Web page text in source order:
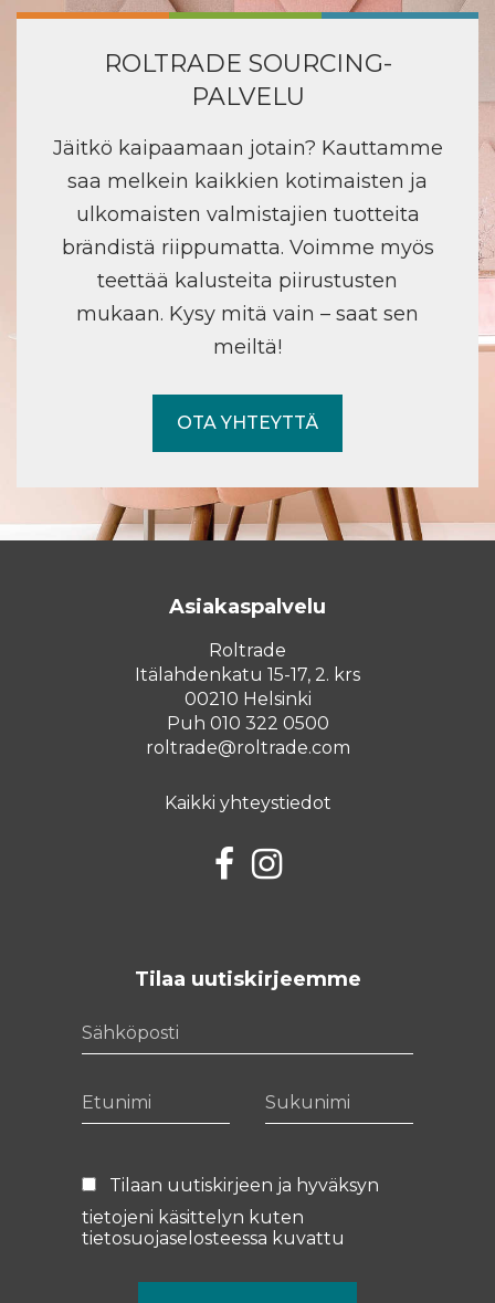
ROLTRADE SOURCING-
PALVELU
Jäitkö kaipaamaan jotain? Kauttamme
saa melkein kaikkien kotimaisten ja
ulkomaisten valmistajien tuotteita
brändistä riippumatta. Voimme myös
teettää kalusteita piirustusten
mukaan. Kysy mitä vain – saat sen
meiltä!
OTA YHTEYTTÄ
Asiakaspalvelu
Roltrade
Itälahdenkatu 15-17, 2. krs
00210 Helsinki
Puh 010 322 0500
roltrade@roltrade.com
Kaikki yhteystiedot
FacebookInstagram
Tilaa uutiskirjeemme
Tilaan uutiskirjeen ja hyväksyn
tietojeni käsittelyn kuten
tietosuojaselosteessa kuvattu